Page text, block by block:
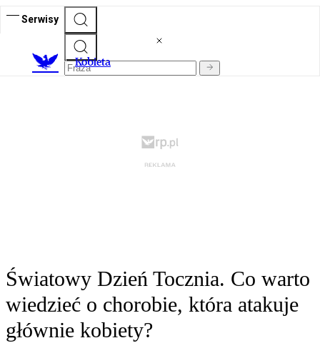
Serwisy
Kobieta
Światowy Dzień Tocznia. Co warto
wiedzieć o chorobie, która atakuje
głównie kobiety?